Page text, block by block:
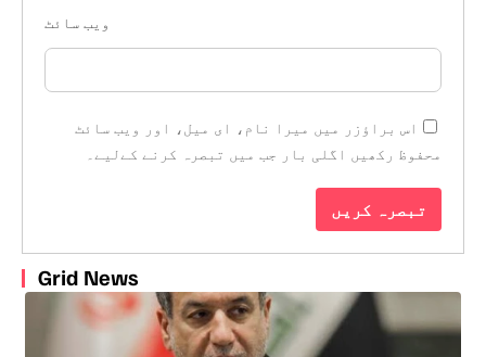
ویب‌ سائٹ
اس براؤزر میں میرا نام، ای میل، اور ویب سائٹ
محفوظ رکھیں اگلی بار جب میں تبصرہ کرنے کےلیے۔
Grid News